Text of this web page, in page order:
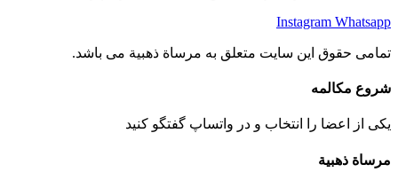
Instagram Whatsapp
تمامی حقوق این سایت متعلق به مرساة ذهبیة می باشد.
شروع مکالمه
یکی از اعضا را انتخاب و در واتساپ گفتگو کنید
مرساة ذهبیة